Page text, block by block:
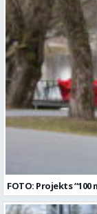
FOTO: Projekts “100